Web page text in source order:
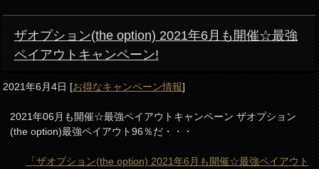
ザオプション(the option) 2021年6月も開催☆最強
ペイアウトキャンペーン!
2021年6月4日[お得なキャンペーン情報]
2021年06月も開催☆最強ペイアウトキャンペーン ザオプション
(the option)最強ペイアウト96％だ・・・
「ザオプション(the option) 2021年6月も開催☆最強ペイアウト